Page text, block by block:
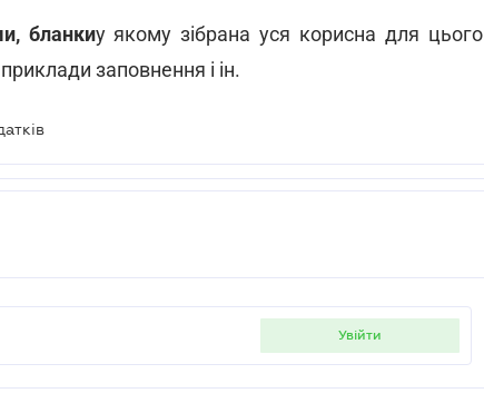
бланкиу якому зібрана уся корисна для цього
заповнення і ін.
увійти